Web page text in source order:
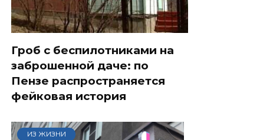
Гроб с беспилотниками на
заброшенной даче: по
Пензе распространяется
фейковая история
ИЗ ЖИЗНИ